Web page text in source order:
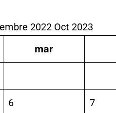
2022 Oct 2023
mar
6 7